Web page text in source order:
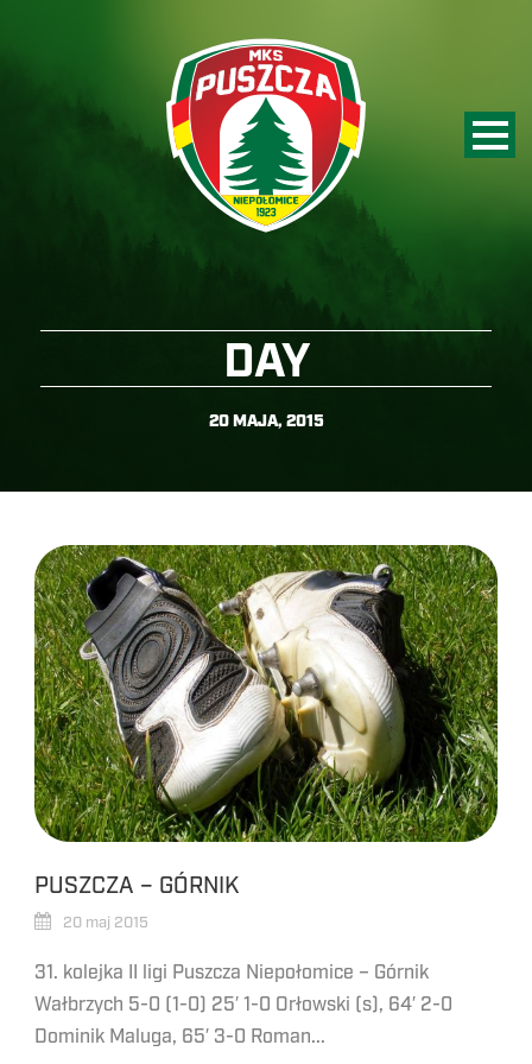
DAY
20 MAJA, 2015
PUSZCZA – GÓRNIK
20 maj 2015
31. kolejka II ligi Puszcza Niepołomice – Górnik
Wałbrzych 5-0 (1-0) 25′ 1-0 Orłowski (s), 64′ 2-0
Dominik Maluga, 65′ 3-0 Roman...